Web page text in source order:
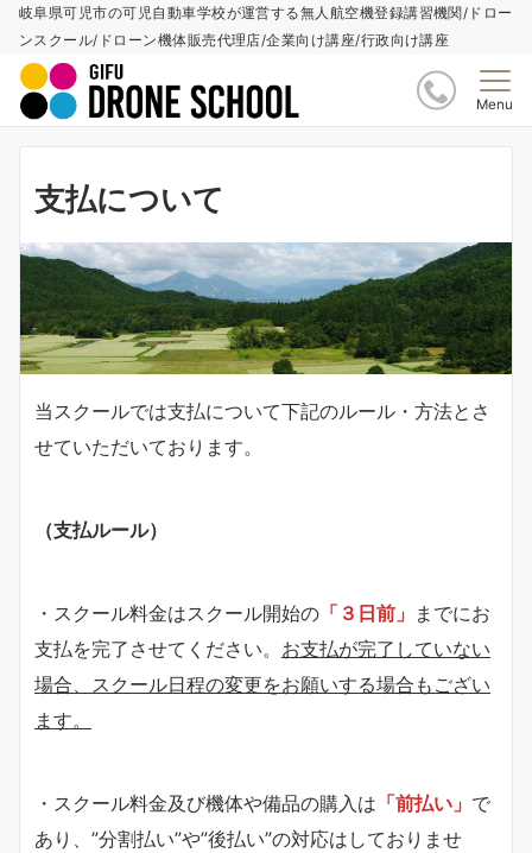
岐阜県可児市の可児自動車学校が運営する無人航空機登録講習機関/ドロー
ンスクール/ドローン機体販売代理店/企業向け講座/行政向け講座
Menu
支払について
当スクールでは支払について下記のルール・方法とさ
せていただいております。
（支払ルール）
・スクール料金はスクール開始の 「３日前」 までにお
支払を完了させてください。 お支払が完了していない
場合、スクール日程の変更をお願いする場合もござい
ます。
・スクール料金及び機体や備品の購入は 「前払い」 で
あり、”分割払い”や”後払い”の対応はしておりませ